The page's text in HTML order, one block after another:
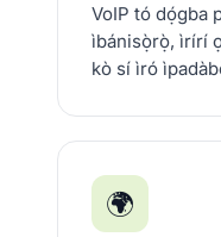
VoIP tó dọ́gba
ìbánisọ̀rọ̀, ìrírí
kò sí ìró
🌍